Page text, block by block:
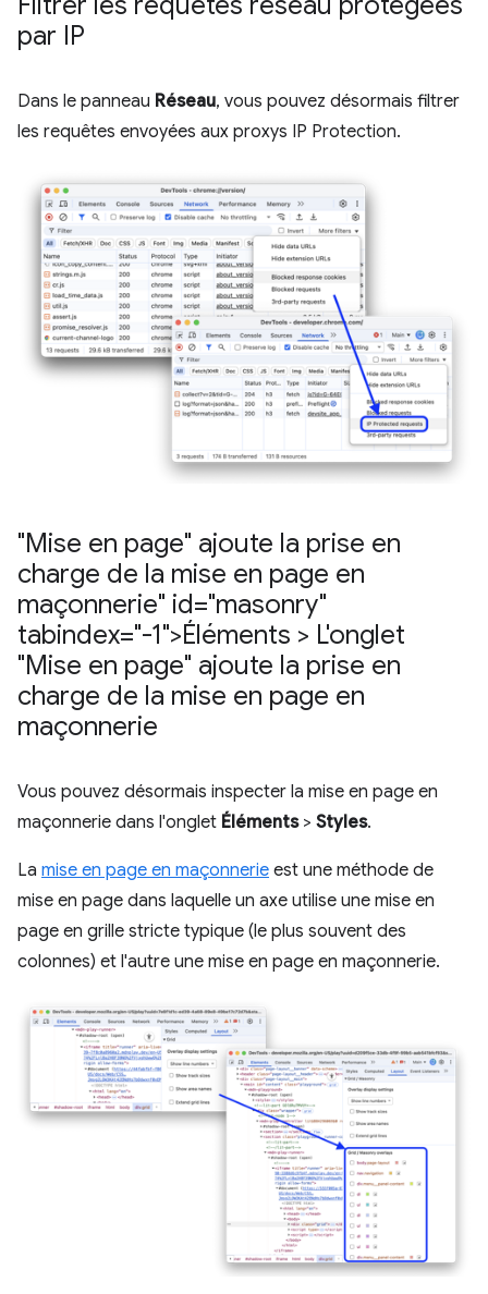
par IP
Dans le panneau Réseau, vous pouvez désormais filtrer
les requêtes envoyées aux proxys IP Protection.
"Mise en page" ajoute la prise en
charge de la mise en page en
maçonnerie" id="masonry"
tabindex="-1">Éléments > L'onglet
"Mise en page" ajoute la prise en
charge de la mise en page en
maçonnerie
Vous pouvez désormais inspecter la mise en page en
maçonnerie dans l'onglet Éléments> Styles.
La mise en page en maçonnerie est une méthode de
mise en page dans laquelle un axe utilise une mise en
page en grille stricte typique (le plus souvent des
colonnes) et l'autre une mise en page en maçonnerie.